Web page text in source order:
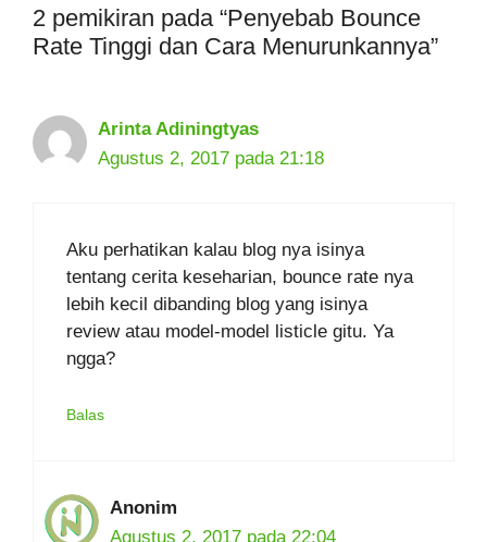
2 pemikiran pada “Penyebab Bounce
Rate Tinggi dan Cara Menurunkannya”
Arinta Adiningtyas
Agustus 2, 2017 pada 21:18
Aku perhatikan kalau blog nya isinya
tentang cerita keseharian, bounce rate nya
lebih kecil dibanding blog yang isinya
review atau model-model listicle gitu. Ya
ngga?
Balas
Anonim
Agustus 2, 2017 pada 22:04